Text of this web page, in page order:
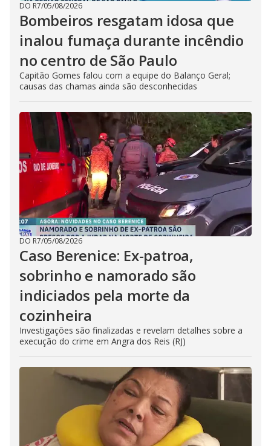
DO R7/05/08/2026
Bombeiros resgatam idosa que
inalou fumaça durante incêndio
no centro de São Paulo
Capitão Gomes falou com a equipe do Balanço Geral;
causas das chamas ainda são desconhecidas
DO R7/05/08/2026
Caso Berenice: Ex-patroa,
sobrinho e namorado são
indiciados pela morte da
cozinheira
Investigações são finalizadas e revelam detalhes sobre a
execução do crime em Angra dos Reis (RJ)